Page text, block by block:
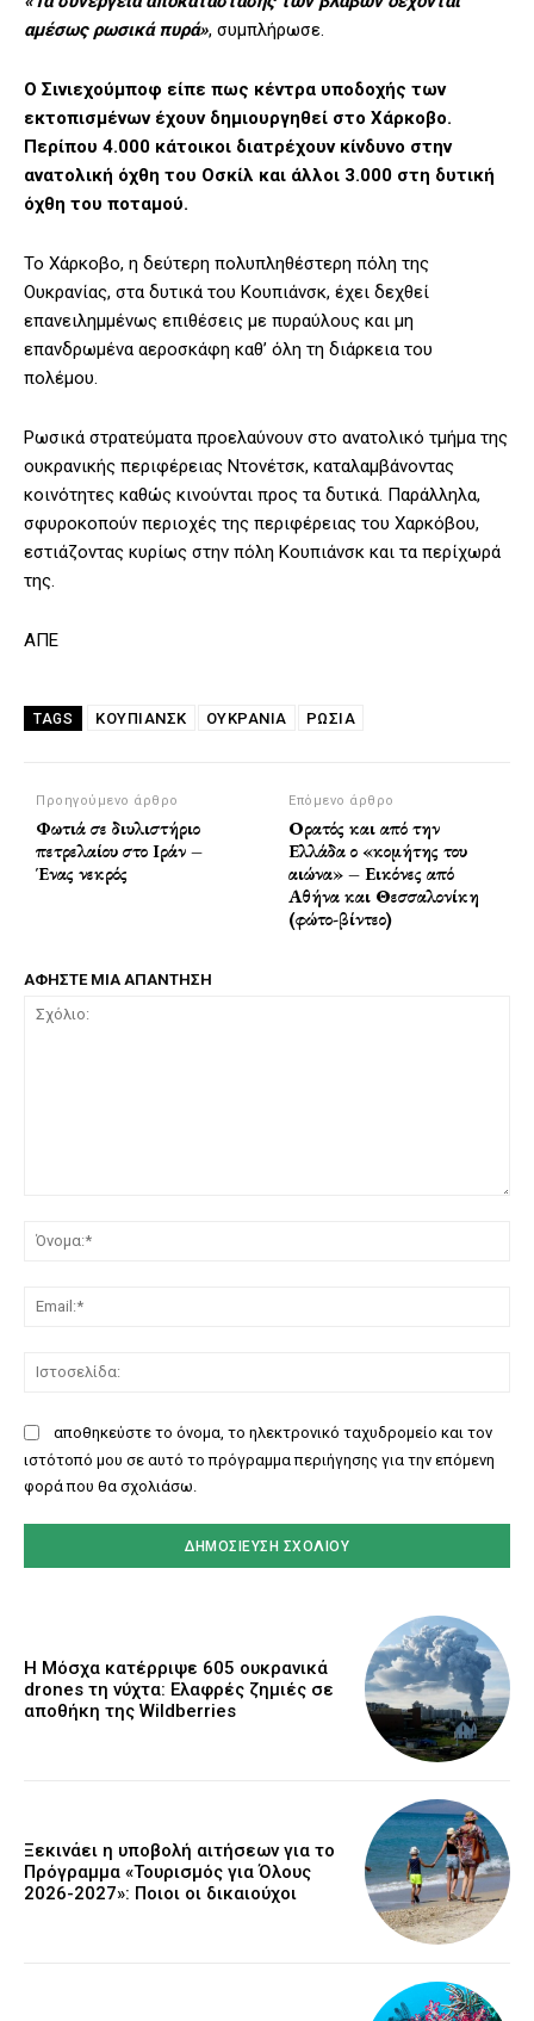
αμέσως ρωσικά πυρά», συμπλήρωσε.
Ο Σινιεχούμποφ είπε πως κέντρα υποδοχής των
εκτοπισμένων έχουν δημιουργηθεί στο Χάρκοβο.
Περίπου 4.000 κάτοικοι διατρέχουν κίνδυνο στην
ανατολική όχθη του Οσκίλ και άλλοι 3.000 στη δυτική
όχθη του ποταμού.
Το Χάρκοβο, η δεύτερη πολυπληθέστερη πόλη της
Ουκρανίας, στα δυτικά του Κουπιάνσκ, έχει δεχθεί
επανειλημμένως επιθέσεις με πυραύλους και μη
επανδρωμένα αεροσκάφη καθ’ όλη τη διάρκεια του
πολέμου.
Ρωσικά στρατεύματα προελαύνουν στο ανατολικό τμήμα της
ουκρανικής περιφέρειας Ντονέτσκ, καταλαμβάνοντας
κοινότητες καθώς κινούνται προς τα δυτικά. Παράλληλα,
σφυροκοπούν περιοχές της περιφέρειας του Χαρκόβου,
εστιάζοντας κυρίως στην πόλη Κουπιάνσκ και τα περίχωρά
της.
ΑΠΕ
TAGS ΚΟΥΠΙΆΝΣΚ ΟΥΚΡΑΝΙΑ ΡΩΣΙΑ
Προηγούμενο άρθρο
Φωτιά σε διυλιστήριο
πετρελαίου στο Ιράν –
Ένας νεκρός
Επόμενο άρθρο
Ορατός και από την
Ελλάδα ο «κομήτης του
αιώνα» – Εικόνες από
Αθήνα και Θεσσαλονίκη
(φώτο-βίντεο)
ΑΦΗΣΤΕ ΜΙΑ ΑΠΑΝΤΗΣΗ
αποθηκεύστε το όνομα, το ηλεκτρονικό ταχυδρομείο και τον
ιστότοπό μου σε αυτό το πρόγραμμα περιήγησης για την επόμενη
φορά που θα σχολιάσω.
Η Μόσχα κατέρριψε 605 ουκρανικά
drones τη νύχτα: Ελαφρές ζημιές σε
αποθήκη της Wildberries
Ξεκινάει η υποβολή αιτήσεων για το
Πρόγραμμα «Τουρισμός για Όλους
2026-2027»: Ποιοι οι δικαιούχοι